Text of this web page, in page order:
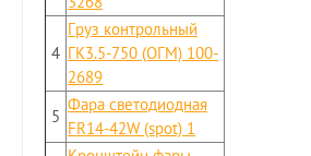
4
Груз контрольный
ГК3.5-750 (ОГМ) 100-
2689
5
Фара светодиодная
FR14-42W (spot) 1